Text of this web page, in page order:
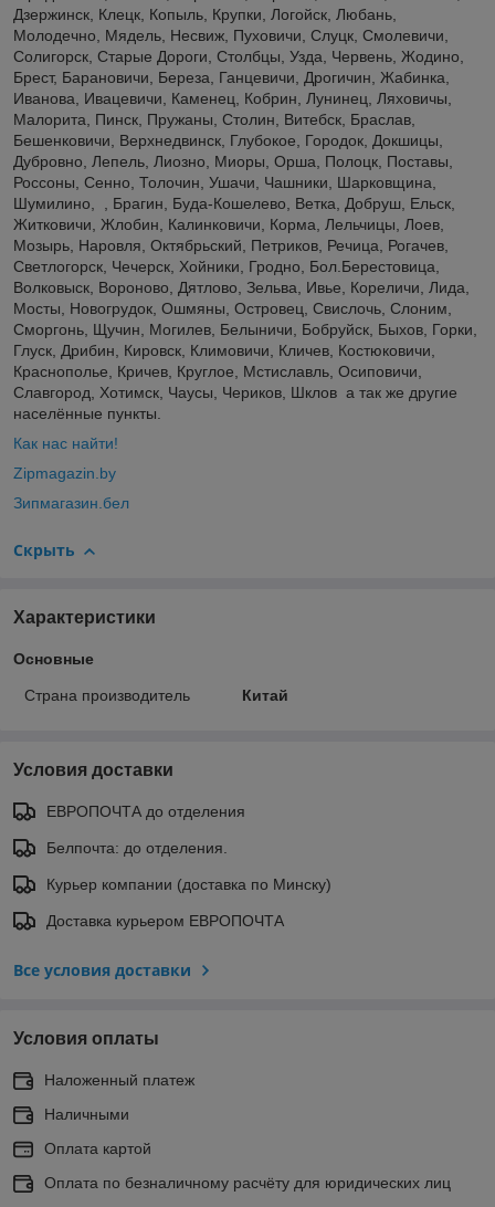
Дзержинск, Клецк, Копыль, Крупки, Логойск, Любань,
Молодечно, Мядель, Несвиж, Пуховичи, Слуцк, Смолевичи,
Солигорск, Старые Дороги, Столбцы, Узда, Червень, Жодино,
Брест, Барановичи, Береза, Ганцевичи, Дрогичин, Жабинка,
Иванова, Ивацевичи, Каменец, Кобрин, Лунинец, Ляховичы,
Малорита, Пинск, Пружаны, Столин, Витебск, Браслав,
Бешенковичи, Верхнедвинск, Глубокое, Городок, Докшицы,
Дубровно, Лепель, Лиозно, Миоры, Орша, Полоцк, Поставы,
Россоны, Сенно, Толочин, Ушачи, Чашники, Шарковщина,
Шумилино, , Брагин, Буда-Кошелево, Ветка, Добруш, Ельск,
Житковичи, Жлобин, Калинковичи, Корма, Лельчицы, Лоев,
Мозырь, Наровля, Октябрьский, Петриков, Речица, Рогачев,
Светлогорск, Чечерск, Хойники, Гродно, Бол.Берестовица,
Волковыск, Вороново, Дятлово, Зельва, Ивье, Кореличи, Лида,
Мосты, Новогрудок, Ошмяны, Островец, Свислочь, Слоним,
Сморгонь, Щучин, Могилев, Белыничи, Бобруйск, Быхов, Горки,
Глуск, Дрибин, Кировск, Климовичи, Кличев, Костюковичи,
Краснополье, Кричев, Круглое, Мстиславль, Осиповичи,
Славгород, Хотимск, Чаусы, Чериков, Шклов а так же другие
населённые пункты.
Как нас найти!
Zipmagazin.by
Зипмагазин.бел
Скрыть
Характеристики
Основные
Страна производитель Китай
Условия доставки
ЕВРОПОЧТА до отделения
Белпочта: до отделения.
Курьер компании (доставка по Минску)
Доставка курьером ЕВРОПОЧТА
Все условия доставки
Условия оплаты
Наложенный платеж
Наличными
Оплата картой
Оплата по безналичному расчёту для юридических лиц